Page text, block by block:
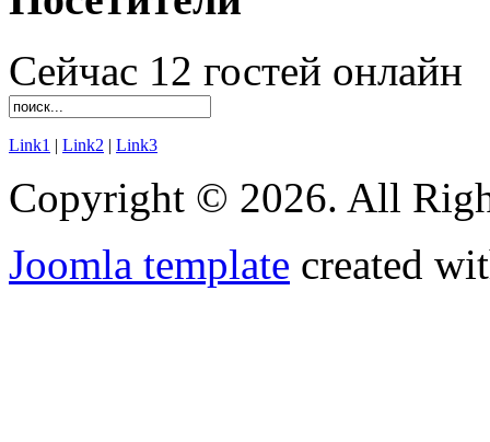
Сейчас 12 гостей онлайн
Link1 | Link2 | Link3
Copyright © 2026. All
Joomla template created